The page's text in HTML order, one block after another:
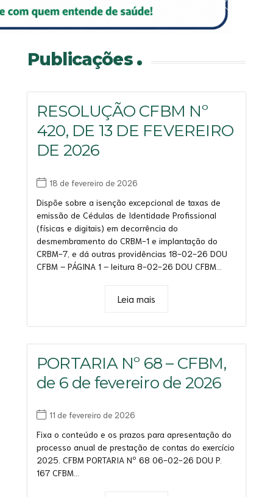
Saiba mais
Saiba mais
Saiba mais
Saiba mais
Publicações
RESOLUÇÃO CFBM Nº
420, DE 13 DE FEVEREIRO
DE 2026
18 de fevereiro de 2026
Dispõe sobre a isenção excepcional de taxas de
emissão de Cédulas de Identidade Profissional
(físicas e digitais) em decorrência do
desmembramento do CRBM-1 e implantação do
CRBM-7, e dá outras providências 18-02-26 DOU
CFBM – PÁGINA 1 – leitura 8-02-26 DOU CFBM...
Leia mais
PORTARIA Nº 68 – CFBM,
de 6 de fevereiro de 2026
11 de fevereiro de 2026
Fixa o conteúdo e os prazos para apresentação do
processo anual de prestação de contas do exercício
2025. CFBM PORTARIA Nº 68 06-02-26 DOU P.
167 CFBM...